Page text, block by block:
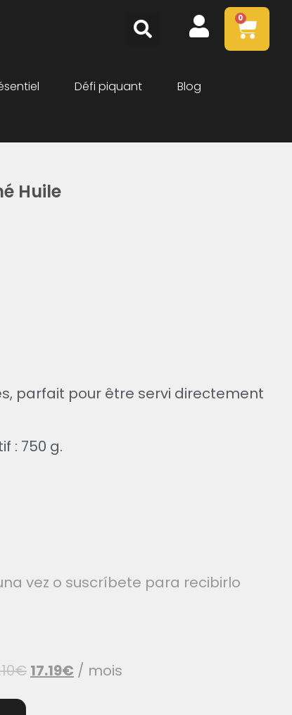
0
Défi piquant
Blog
Huile
parfait pour être servi directement
: 750 g.
vez o suscríbete para recibirlo
€ 17.19€ / mois